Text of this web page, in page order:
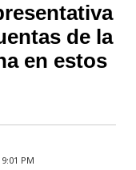
de la
en estos
PM